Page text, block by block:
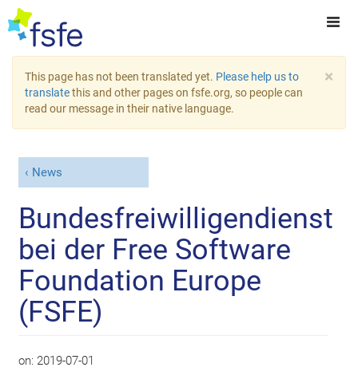
×
This page has not been translated yet. Please help us to
translatethis and other pages on fsfe.org, so people can
read our message in their native language.
News
Bundesfreiwilligendienst
bei der Free Software
Foundation Europe
(FSFE)
on: 2019-07-01